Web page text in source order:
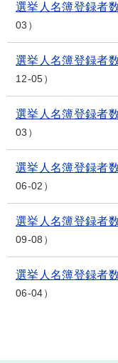
選挙人名簿登録者
03
選挙人名簿登録者
12-05
選挙人名簿登録者
03
選挙人名簿登録者
06-02
選挙人名簿登録者
09-08
選挙人名簿登録者
06-04